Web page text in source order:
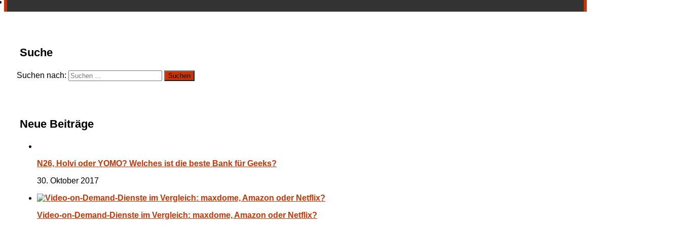
Suche
Suchen nach:
Neue Beiträge
N26, Holvi oder YOMO? Welches ist die beste Bank für Geeks?
30. Oktober 2017
Video-on-Demand-Dienste im Vergleich: maxdome, Amazon oder Netflix?